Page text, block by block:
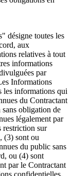
désigne toutes les
aux
relatives à tout
informations
par
Informations
les informations qui
du Contractant
obligation de
légalement par
restriction sur
(3) sont ou
du public sans
ou (4) sont
par le Contractant